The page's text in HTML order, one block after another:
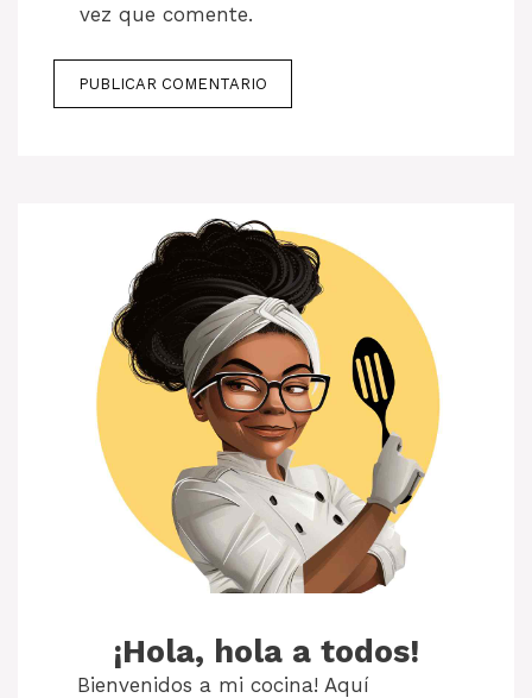
vez que comente.
¡Hola, hola a todos!
Bienvenidos a mi cocina! Aquí